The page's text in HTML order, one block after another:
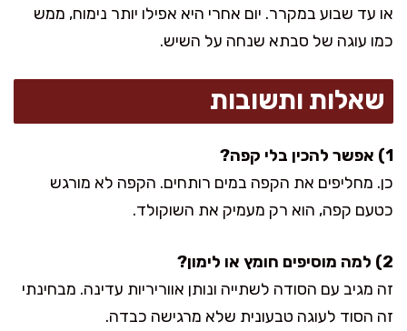
או עד שבוע במקרר. יום אחרי היא אפילו יותר נימוח, ממש
כמו עוגה של סבתא שנחה על השיש.
שאלות ותשובות
1) אפשר להכין בלי קפה?
כן. מחליפים את הקפה במים רותחים. הקפה לא מורגש
כטעם קפה, הוא רק מעמיק את השוקולד.
2) למה מוסיפים חומץ או לימון?
זה מגיב עם הסודה לשתייה ונותן אווריריות עדינה. מבחינתי
זה הסוד לעוגה טבעונית שלא מרגישה כבדה.